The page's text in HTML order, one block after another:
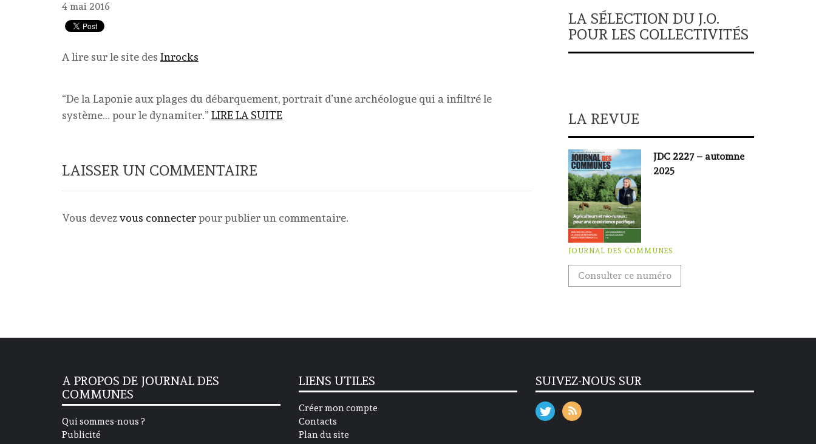
4 mai 2016
A lire sur le site des Inrocks
“De la Laponie aux plages du débarquement, portrait d’une archéologue qui a infiltré le
système… pour le dynamiter.” LIRE LA SUITE
LAISSER UN COMMENTAIRE
Vous devezvous connecterpour publier un commentaire.
LA SÉLECTION DU J.O.
POUR LES COLLECTIVITÉS
LA REVUE
JDC 2227 – automne
2025
JOURNAL DES COMMUNES
Consulter ce numéro
A PROPOS DE JOURNAL DES
COMMUNES
Qui sommes-nous ?
Publicité
LIENS UTILES
Créer mon compte
Contacts
Plan du site
SUIVEZ-NOUS SUR